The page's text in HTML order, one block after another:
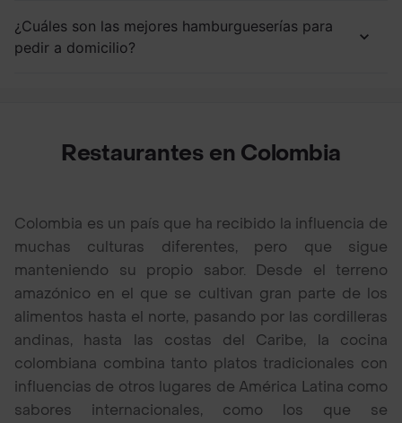
¿Cuáles son las mejores hamburgueserías para
pedir a domicilio?
Restaurantes en Colombia
Colombia es un país que ha recibido la influencia de
muchas culturas diferentes, pero que sigue
manteniendo su propio sabor. Desde el terreno
amazónico en el que se cultivan gran parte de los
alimentos hasta el norte, pasando por las cordilleras
andinas, hasta las costas del Caribe, la cocina
colombiana combina tanto platos tradicionales con
influencias de otros lugares de América Latina como
sabores internacionales, como los que se